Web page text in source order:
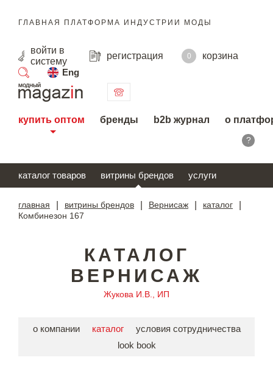
ГЛАВНАЯ ПЛАТФОРМА ИНДУСТРИИ МОДЫ
войти в
систему
регистрация 0
корзина
Eng
поиск
купить оптом бренды b2b журнал о
?
каталог товаров витрины брендов услуги
главная витрины брендов Вернисаж каталог
Комбинезон 167
КАТАЛОГ
ВЕРНИСАЖ
Жукова И.В., ИП
о компании каталог
условия сотрудничества
look book